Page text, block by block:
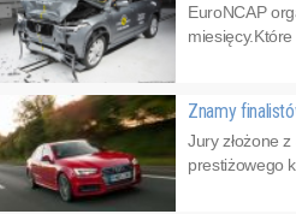
EuroNCAP
Znamy
Jury złożone
prestiżowego